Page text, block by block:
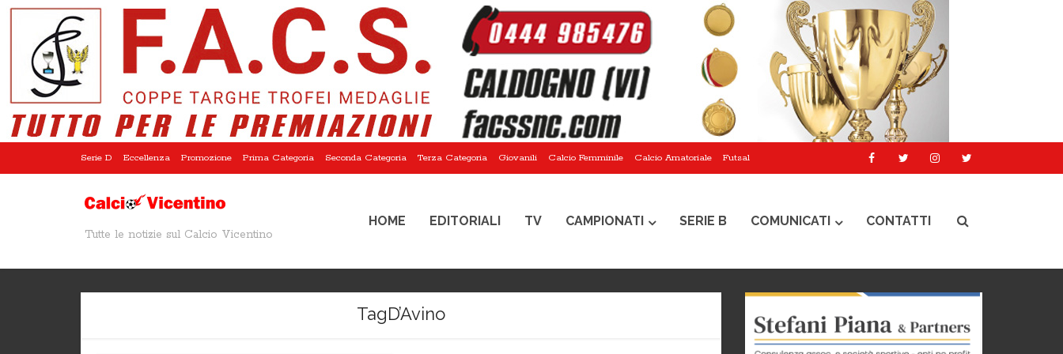
Serie D Eccellenza Promozione Prima Categoria Seconda Categoria Terza Categoria Giovanili Calcio Femminile Calcio Amatoriale Futsal
Tutte le notizie sul Calcio Vicentino
HOME EDITORIALI TV CAMPIONATI SERIE B COMUNICATI CONTATTI
TagD’Avino